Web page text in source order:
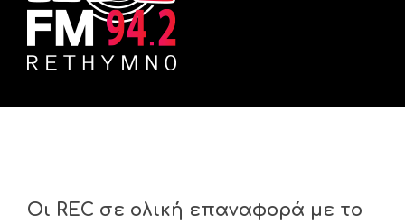
Οι REC σε ολική επαναφορά με το